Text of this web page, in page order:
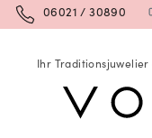
06021 / 30890
Ihr